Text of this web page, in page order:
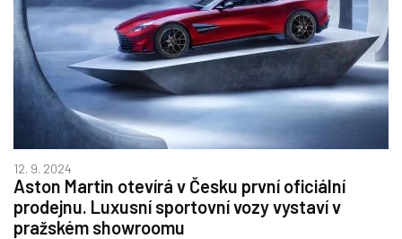
12. 9. 2024
Aston Martin otevírá v Česku první oficiální
prodejnu. Luxusní sportovní vozy vystaví v
pražském showroomu